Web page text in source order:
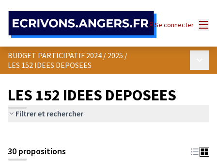
Se connecter
BUDGET PARTICIPATIF 2024 / 2025 /
LES 152 IDEES DEPOSEES
LES 152 IDEES DEPOSEES
Filtrer et rechercher
30 propositions